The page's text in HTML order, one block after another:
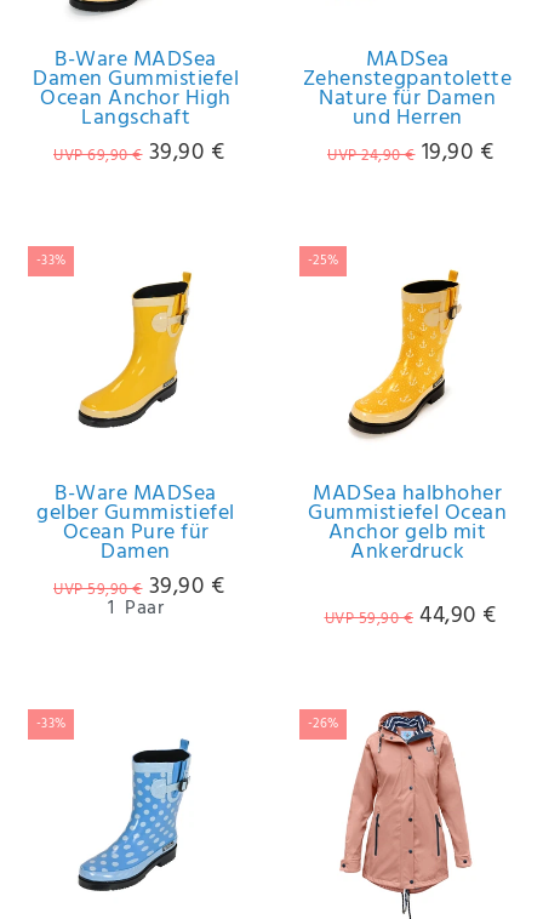
B-Ware MADSea
Damen Gummistiefel
Ocean Anchor High
Langschaft
UVP 69,90 € 39,90 €
MADSea
Zehenstegpantolette
Nature für Damen
und Herren
UVP 24,90 € 19,90 €
-33%
B-Ware MADSea
gelber Gummistiefel
Ocean Pure für
Damen
UVP 59,90 € 39,90 €
1 Paar
-25%
MADSea halbhoher
Gummistiefel Ocean
Anchor gelb mit
Ankerdruck
UVP 59,90 € 44,90 €
-33% -26%